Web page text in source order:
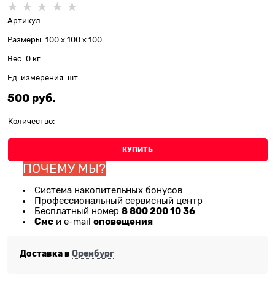
Артикул:
Размеры: 100 x 100 x 100
Вес: 0 кг.
Ед. измерения: шт
500 руб.
Количество:
КУПИТЬ
ПОЧЕМУ МЫ?
Система накопительных бонусов
Профессиональный сервисный центр
Бесплатный номер 8 800 200 10 36
Смс и e-mail оповещения
Доставка в Оренбург